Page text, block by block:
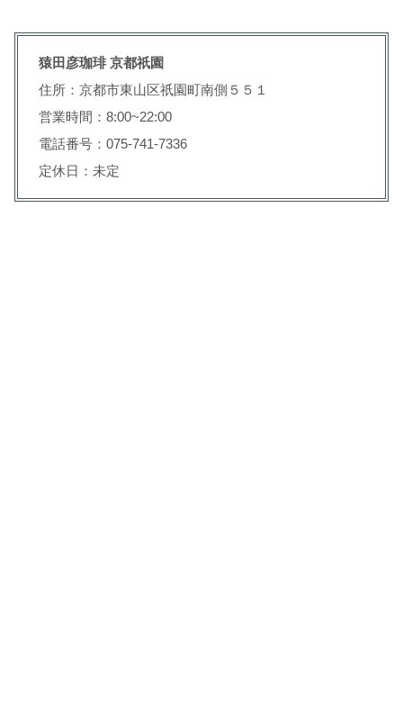
猿田彦珈琲 京都祇園
住所：京都市東山区祇園町南側５５１
営業時間：8:00~22:00
電話番号：075-741-7336
定休日：未定